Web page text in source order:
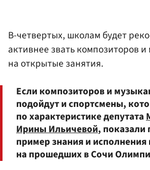
В-четвертых, школам будет
активнее звать композиторов
на открытые занятия.
Если композиторов и
подойдут и спортсмены,
по характеристике депутата
Ирины Ильичевой, показали
пример знания и
на прошедших в Сочи